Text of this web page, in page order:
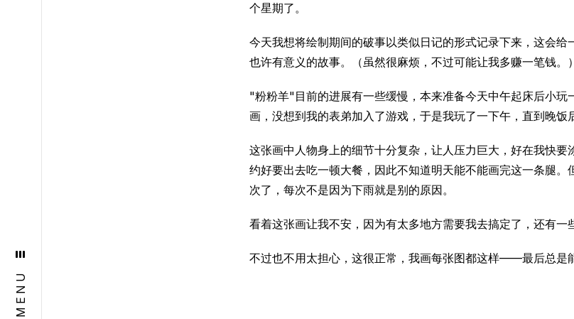
MENU
个星期了。
今天我想将绘制期间的破事以类似日记的形式记录下来，这会给
也许有意义的故事。（虽然很麻烦，不过可能让我多赚一笔钱。）
"粉粉羊"目前的进展有一些缓慢，本来准备今天中午起床后小
画，没想到我的表弟加入了游戏，于是我玩了一下午，直到晚饭
这张画中人物身上的细节十分复杂，让人压力巨大，好在我快
约好要出去吃一顿大餐，因此不知道明天能不能画完这一条腿。
次了，每次不是因为下雨就是别的原因。
看着这张画让我不安，因为有太多地方需要我去搞定了，还有一
不过也不用太担心，这很正常，我画每张图都这样——最后总是